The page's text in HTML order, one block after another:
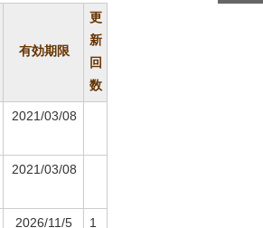
有効期限
更
新
回
数
2021/03/08
2021/03/08
2026/11/5 1